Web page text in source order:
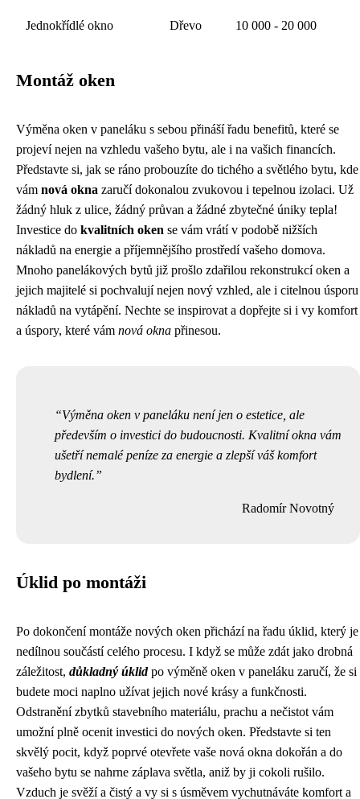
Jednokřídlé okno Dřevo 10 000 - 20 000
Montáž oken
Výměna oken v paneláku s sebou přináší řadu benefitů, které se
projeví nejen na vzhledu vašeho bytu, ale i na vašich financích.
Představte si, jak se ráno probouzíte do tichého a světlého bytu, kde
vám nová okna zaručí dokonalou zvukovou i tepelnou izolaci. Už
žádný hluk z ulice, žádný průvan a žádné zbytečné úniky tepla!
Investice do kvalitních oken se vám vrátí v podobě nižších
nákladů na energie a příjemnějšího prostředí vašeho domova.
Mnoho panelákových bytů již prošlo zdařilou rekonstrukcí oken a
jejich majitelé si pochvalují nejen nový vzhled, ale i citelnou úsporu
nákladů na vytápění. Nechte se inspirovat a dopřejte si i vy komfort
a úspory, které vám nová okna přinesou.
Výměna oken v paneláku není jen o estetice, ale
především o investici do budoucnosti. Kvalitní okna vám
ušetří nemalé peníze za energie a zlepší váš komfort
bydlení.
Radomír Novotný
Úklid po montáži
Po dokončení montáže nových oken přichází na řadu úklid, který je
nedílnou součástí celého procesu. I když se může zdát jako drobná
záležitost, důkladný úklidpo výměně oken v paneláku zaručí, že si
budete moci naplno užívat jejich nové krásy a funkčnosti.
Odstranění zbytků stavebního materiálu, prachu a nečistot vám
umožní plně ocenit investici do nových oken. Představte si ten
skvělý pocit, když poprvé otevřete vaše nová okna dokořán a do
vašeho bytu se nahrne záplava světla, aniž by ji cokoli rušilo.
Vzduch je svěží a čistý a vy si s úsměvem vychutnáváte komfort a